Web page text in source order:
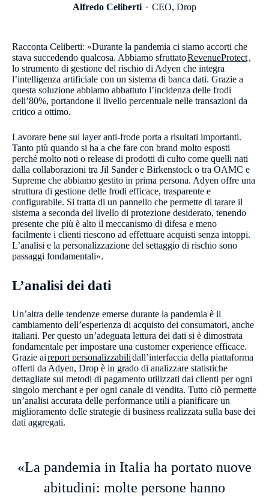
Alfredo Celiberti CEO, Drop
Racconta Celiberti: «Durante la pandemia ci siamo accorti che
stava succedendo qualcosa. Abbiamo sfruttatoRevenueProtect,
lo strumento di gestione del rischio di Adyen che integra
l’intelligenza artificiale con un sistema di banca dati. Grazie a
questa soluzione abbiamo abbattuto l’incidenza delle frodi
dell’80%, portandone il livello percentuale nelle transazioni da
critico a ottimo.
Lavorare bene sui layer anti-frode porta a risultati importanti.
Tanto più quando si ha a che fare con brand molto esposti
perché molto noti o release di prodotti di culto come quelli nati
dalla collaborazioni tra Jil Sander e Birkenstock o tra OAMC e
Supreme che abbiamo gestito in prima persona. Adyen offre una
struttura di gestione delle frodi efficace, trasparente e
configurabile. Si tratta di un pannello che permette di tarare il
sistema a seconda del livello di protezione desiderato, tenendo
presente che più è alto il meccanismo di difesa e meno
facilmente i clienti riescono ad effettuare acquisti senza intoppi.
L’analisi e la personalizzazione del settaggio di rischio sono
passaggi fondamentali».
L’analisi dei dati
Un’altra delle tendenze emerse durante la pandemia è il
cambiamento dell’esperienza di acquisto dei consumatori, anche
italiani. Per questo un’adeguata lettura dei dati si è dimostrata
fondamentale per impostare una customer experience efficace.
Grazie aireport personalizzabilidall’interfaccia della piattaforma
offerti da Adyen, Drop è in grado di analizzare statistiche
dettagliate sui metodi di pagamento utilizzati dai clienti per ogni
singolo merchant e per ogni canale di vendita. Tutto ciò permette
un’analisi accurata delle performance utili a pianificare un
miglioramento delle strategie di business realizzata sulla base dei
dati aggregati.
«La pandemia in Italia ha portato nuove
abitudini: molte persone hanno